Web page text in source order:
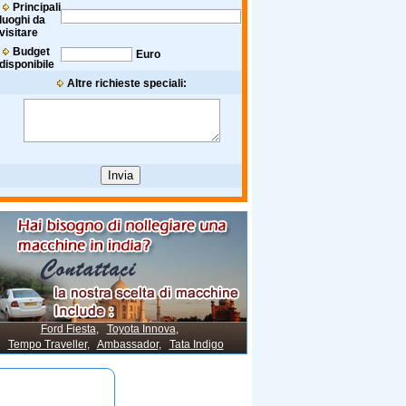
Principali
da
Budget
Euro
Altre richieste speciali:
Ford Fiesta, Toyota Innova,
Tempo Traveller, Ambassador, Tata Indigo